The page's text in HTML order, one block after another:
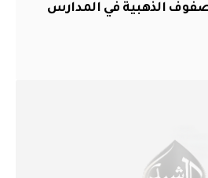
الذهبية في المدارس